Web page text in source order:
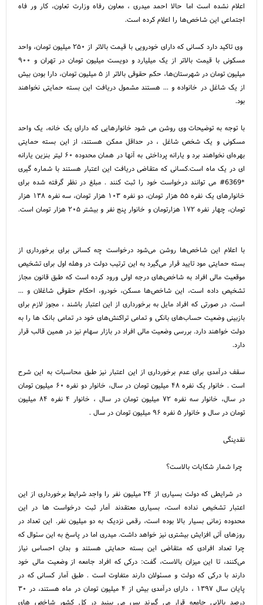
اعلام نشده است اما حالا احمد میدری ، معاون رفاه وزارت تعاون، کار ور فاه
اجتماعی این شاخص‌ها را اعلام کرده است.
وی تاکید دارد کسانی که دارای خودرویی با قیمت بالاتر از ۲۵۰ میلیون تومان، واحد
مسکونی با قیمت بالاتر از یک میلیارد و دویست میلیون تومان در تهران و ۹۰۰
میلیون تومان در شهرستان‌ها، حکم حقوقی بالاتر از ۵ میلیون تومان، دارا بودن بیش
از یک شاغل در خانواده و ... هستند مشمول دریافت این بسته حمایتی نخواهند
بود.
با توجه به توضیحات وی روشن می شود خانوارهایی که دارای یک خانه، یک واحد
مسکونی و یک شخص شاغل ، در حداقل ممکن هستند، از این بسته حمایتی
بهره‌ای نخواهند برد و یارانه پرداختی به آنها در همان محدوده ۶۰ لیتر بنزین یارانه
ای در یک ماه است.کسانی که متقاضی دریافت این اعتبار هستند با شماره گیری
*6369# می توانند درخواست خود را ثبت کنند . مبلغ در نظر گرفته شده برای
خانوارهای یک نفره ۵۵ هزار تومان، دو نفره ۱۰۳ هزار تومان، سه نفره ۱۳۸ هزار
تومان، چهار نفره ۱۷۲ هزارتومان و خانوار پنج نفر و بیشتر ۲۰۵ هزار تومان است.
با اعلام این شاخص‌ها روشن می‌شود درخواست چه کسانی برای برخورداری از
بسته حمایتی مود تایید قرار می‌گیرد به این ترتیب دولت در وهله اول برای تشخیص
موقعیت مالی افراد به شاخص‌های درجه اولی ورود کرده است که طبق قانون مجاز
تشخیص داده است، این شاخص‌ها مسکن، خودرو، احکام حقوقی شاغلان و ...
است. در صورتی که افراد مایل به برخورداری از این اعتبار باشند ، مجوز لازم برای
بازبینی وضعیت حساب‌های بانکی و تمامی تراکنش‌های خود در تمامی بانک ها را به
دولت خواهند دارد. بررسی وضعیت مالی افراد در بازار سهام نیز در همین قالب قرار
دارد.
سقف درآمدی برای عدم برخورداری از این اعتبار نیز طبق محاسبات به این شرح
است . خانوار یک نفره ۴۸ میلیون تومان در سال، خانوار دو نفره ۶۰ میلیون تومان
در سال، خانوار سه نفره ۷۲ میلیون تومان در سال ، خانوار ۴ نفره ۸۴ میلیون
تومان در سال و خانوار ۵ نفره ۹۶ میلیون تومان در سال .
نقدینگی
چرا شمار شکایات بالاست؟
در شرایطی که دولت بسیاری از ۲۴ میلیون نفر را واجد شرایط برخورداری از این
اعتبار تشخیص نداده است، بسیاری معتقدند آمار ثبت درخواست ها در این
محدوده زمانی بسیار بالا بوده است، رقمی نزدیک به دو میلیون نفر. این تعداد در
روزهای آتی افزایش بیشتری نیز خواهد داشت. میدری اما در پاسخ به این سئوال که
چرا تعداد افرادی که متقاضی این بسته حمایتی هستند و بدان احساس نیاز
می‌کنند، تا این میزان بالاست، گفت: درکی که افراد جامعه از وضعیت مالی خود
دارند با درکی که دولت و مسئولان دارند متفاوت است . طبق آمار کسانی که در
پایان سال ۱۳۹۷ ، دارای درآمدی بیش از ۴ میلیون تومان در ماه هستند، در ۳۰
درصد بالایی جامعه قرار می گیرند پس می بینید در کل کشور شاخص های